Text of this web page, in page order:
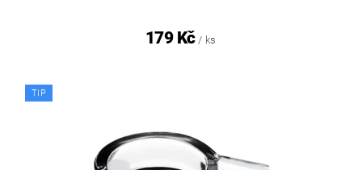
179 Kč / ks
TIP